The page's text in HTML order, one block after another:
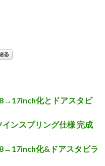
化とドアスタビ
ンスプリング仕様 完成
化&ドアスタビラ